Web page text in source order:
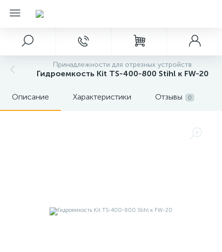
Принадлежности для отрезных устройств
Гидроемкость Kit TS-400-800 Stihl к FW-20
Описание Характеристики Отзывы 0